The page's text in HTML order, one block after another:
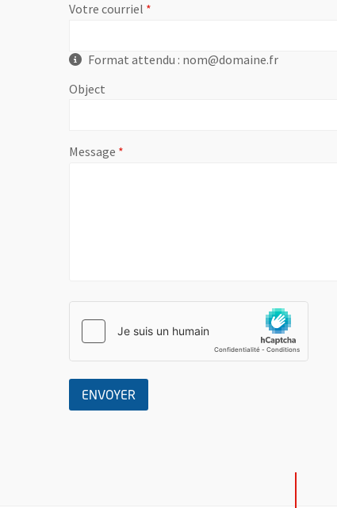
Votre courriel , champ obligatoire
Format attendu : nom@domaine.fr
Object
Message , champ obligatoire
ENVOYER